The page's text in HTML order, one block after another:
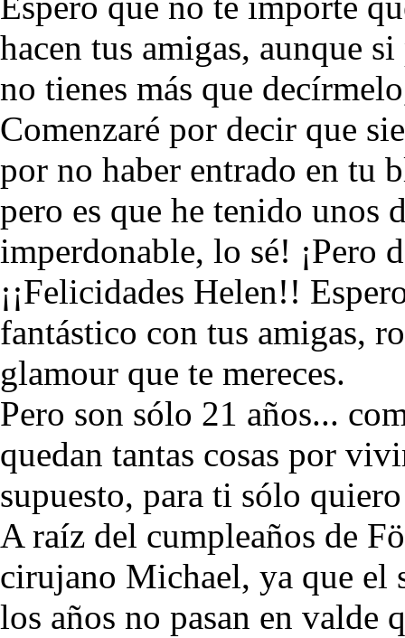
hacen tus amigas, aunque
no tienes más que
Comenzaré por decir que
por no haber entrado en tu
pero es que he tenido unos
imperdonable, lo sé! ¡Pero
¡¡Felicidades Helen!!
fantástico con tus amigas,
glamour que te mereces.
Pero son sólo 21 años...
quedan tantas cosas por
supuesto, para ti sólo
A raíz del cumpleaños de
cirujano Michael, ya que el
los años no pasan en valde